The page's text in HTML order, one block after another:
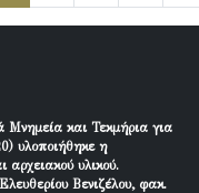
Μνημεία και Τεκμήρια για
υλοποιήθηκε η
αρχειακού υλικού.
Βενιζέλου, φακ.